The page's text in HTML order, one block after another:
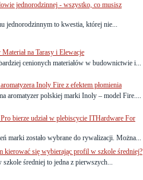
jednorodzinnej - wszystko, co musisz
jednorodzinnym to kwestia, której nie...
na Tarasy i Elewacje
cenionych materiałów w budownictwie i...
Inoly Fire z efektem płomienia
aromatyzer polskiej marki Inoly – model Fire....
bierze udział w plebiscycie ITHardware For
marki zostało wybrane do rywalizacji. Można...
kierować się wybierając profil w szkole średniej?
średniej to jedna z pierwszych...